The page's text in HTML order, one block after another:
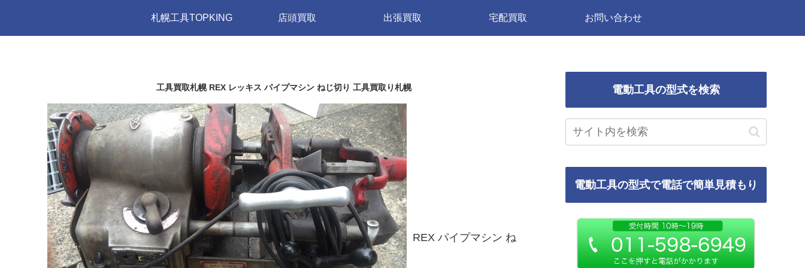
札幌工具TOPKING 店頭買取 出張買取 宅配買取 お問い合わせ
工具買取札幌 REX レッキス パイプマシン ねじ切り 工具買取り札幌
REX パイプマシン ね
電動工具の型式を検索
電動工具の型式で電話で簡単見積もり